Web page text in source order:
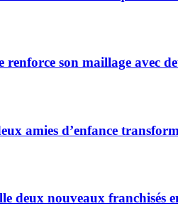
renforce son maillage avec
amies d’enfance
deux nouveaux franchisés